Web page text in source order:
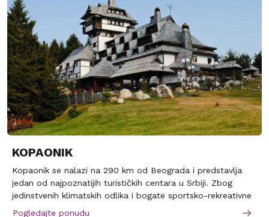
KOPAONIK
Kopaonik se nalazi na 290 km od Beograda i predstavlja
jedan od najpoznatijih turističkih centara u Srbiji. Zbog
jedinstvenih klimatskih odlika i bogate sportsko-rekreativne
ponude, Kopaonik tokom cele godine nudi idealne uslove
Pogledajte ponudu